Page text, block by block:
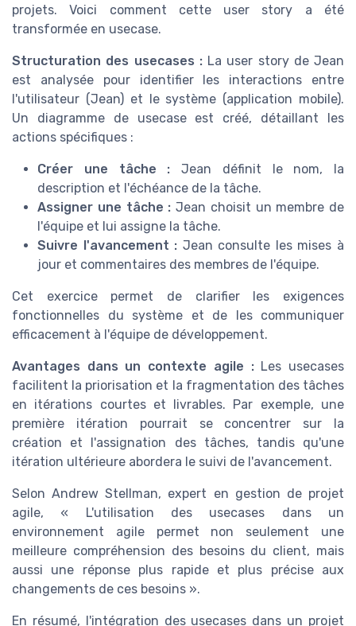
projets. Voici comment cette user story a été
transformée en usecase.
Structuration des usecases :La user story de Jean
est analysée pour identifier les interactions entre
l'utilisateur (Jean) et le système (application mobile).
Un diagramme de usecase est créé, détaillant les
actions spécifiques :
Créer une tâche : Jean définit le nom, la
description et l'échéance de la tâche.
Assigner une tâche : Jean choisit un membre de
l'équipe et lui assigne la tâche.
Suivre l'avancement : Jean consulte les mises à
jour et commentaires des membres de l'équipe.
Cet exercice permet de clarifier les exigences
fonctionnelles du système et de les communiquer
efficacement à l'équipe de développement.
Avantages dans un contexte agile :Les usecases
facilitent la priorisation et la fragmentation des tâches
en itérations courtes et livrables. Par exemple, une
première itération pourrait se concentrer sur la
création et l'assignation des tâches, tandis qu'une
itération ultérieure abordera le suivi de l'avancement.
Selon Andrew Stellman, expert en gestion de projet
agile, « L'utilisation des usecases dans un
environnement agile permet non seulement une
meilleure compréhension des besoins du client, mais
aussi une réponse plus rapide et plus précise aux
changements de ces besoins ».
En résumé, l'intégration des usecases dans un projet